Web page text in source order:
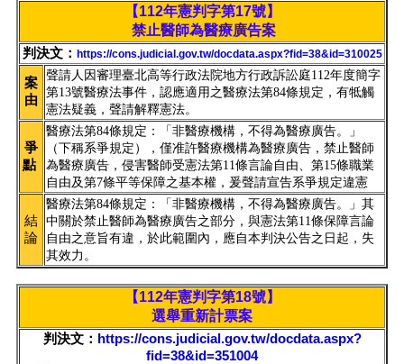
【112年憲判字第17號】
禁止醫師為醫療廣告案
判決文： https://cons.judicial.gov.tw/docdata.aspx?fid=38&id=310025
案
由
聲請人因審理臺北高等行政法院地方行政訴訟庭112年度簡字
第13號醫療法事件，認應適用之醫療法第84條規定，有牴觸
憲法疑義，聲請解釋憲法。
爭
點
醫療法第84條規定：「非醫療機構，不得為醫療廣告。」
（下稱系爭規定），僅准許醫療機構為醫療廣告，禁止醫師
為醫療廣告，侵害醫師受憲法第11條言論自由、第15條職業
自由及第7條平等保障之基本權，爰聲請宣告系爭規定違憲
結
論
醫療法第84條規定：「非醫療機構，不得為醫療廣告。」其
中關於禁止醫師為醫療廣告之部分，與憲法第11條保障言論
自由之意旨有違，於此範圍內，應自本判決公告之日起，失
其效力。
【112年憲判字第18號】
選舉重新計票案
判決文： https://cons.judicial.gov.tw/docdata.aspx?
fid=38&id=351004